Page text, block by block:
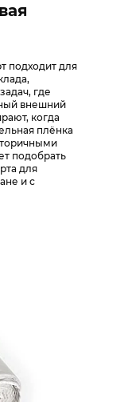
подходит для
где
внешний
когда
плёнка
подобрать
для
и с